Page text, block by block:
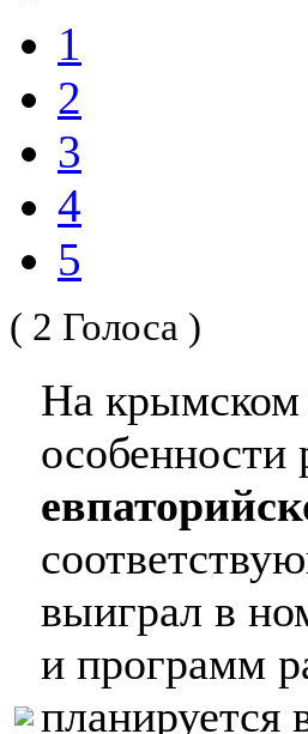
1
2
3
4
5
( 2 Голоса )
На крымском
особенности
выиграл в
и программ
планируется